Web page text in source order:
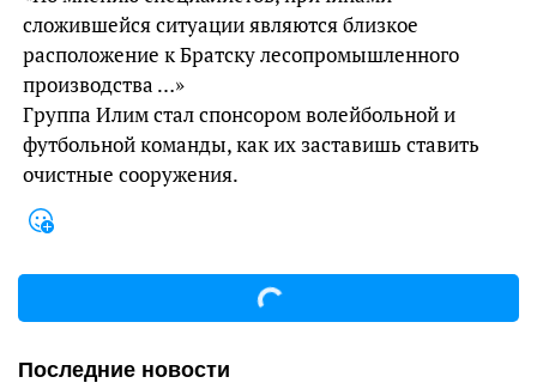
сложившейся ситуации являются близкое
расположение к Братску лесопромышленного
производства …»
Группа Илим стал спонсором волейбольной и
футбольной команды, как их заставишь ставить
очистные сооружения.
Последние новости